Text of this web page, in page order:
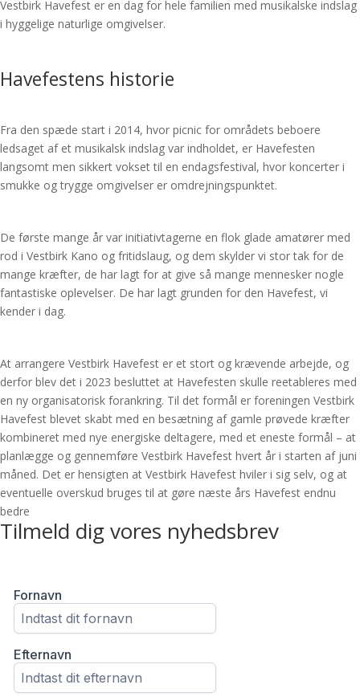
Vestbirk Havefest er en dag for hele familien med musikalske indslag
i hyggelige naturlige omgivelser.
Havefestens historie
Fra den spæde start i 2014, hvor picnic for områdets beboere
ledsaget af et musikalsk indslag var indholdet, er Havefesten
langsomt men sikkert vokset til en endagsfestival, hvor koncerter i
smukke og trygge omgivelser er omdrejningspunktet.
De første mange år var initiativtagerne en flok glade amatører med
rod i Vestbirk Kano og fritidslaug, og dem skylder vi stor tak for de
mange kræfter, de har lagt for at give så mange mennesker nogle
fantastiske oplevelser. De har lagt grunden for den Havefest, vi
kender i dag.
At arrangere Vestbirk Havefest er et stort og krævende arbejde, og
derfor blev det i 2023 besluttet at Havefesten skulle reetableres med
en ny organisatorisk forankring. Til det formål er foreningen Vestbirk
Havefest blevet skabt med en besætning af gamle prøvede kræfter
kombineret med nye energiske deltagere, med et eneste formål – at
planlægge og gennemføre Vestbirk Havefest hvert år i starten af juni
måned. Det er hensigten at Vestbirk Havefest hviler i sig selv, og at
eventuelle overskud bruges til at gøre næste års Havefest endnu
bedre
Tilmeld dig vores nyhedsbrev